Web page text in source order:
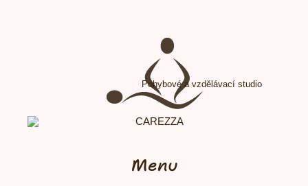
Pohybové a vzdělávací studio
Menu